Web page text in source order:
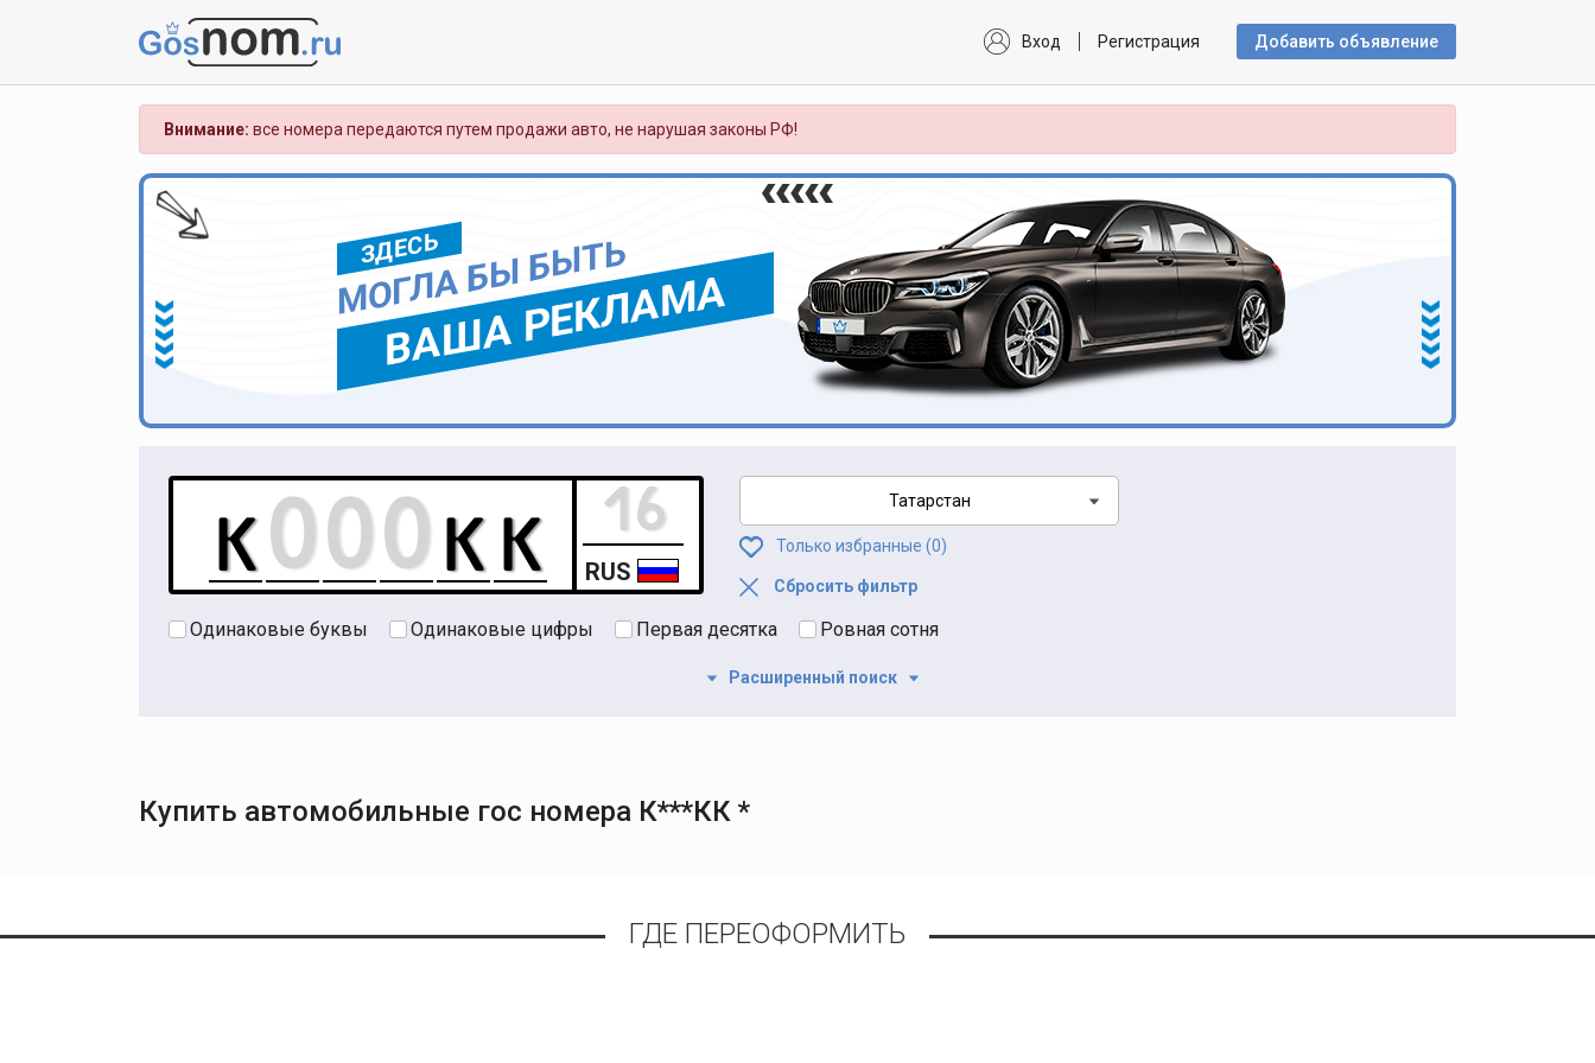
Вход Регистрация Добавить объявлениe
Внимание: все номера передаются путем продажи авто, не нарушая законы РФ!
ЗДЕСЬ
МОГЛА БЫ БЫТЬ
ВАША РЕКЛАМА
RUS
Татарстан
Только избранные (0)
Сбросить фильтр
Одинаковые буквы Одинаковые цифры Первая десятка Ровная сотня
Расширенный поиск
Купить автомобильные гос номера К***КК *
ГДЕ ПЕРЕОФОРМИТЬ